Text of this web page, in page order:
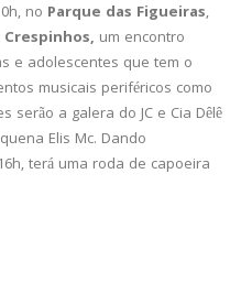
no Parque das Figueiras,
um encontro
e adolescentes que tem o
musicais periféricos como
serão a galera do JC e Cia Dêlê
Elis Mc. Dando
terá uma roda de capoeira